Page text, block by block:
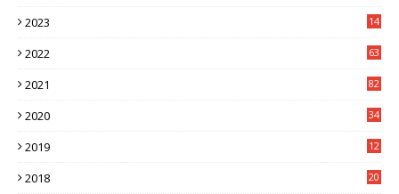
2023
14
2022 63
2021 82
2020 34
2019
12
2018
20